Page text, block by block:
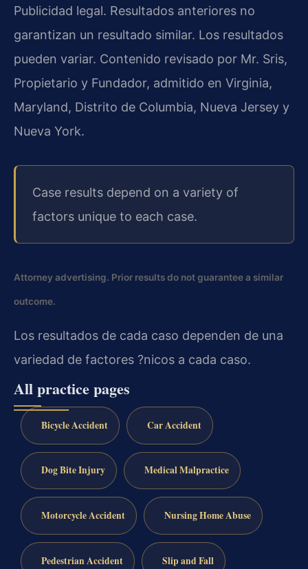
Publicidad legal. Resultados anteriores no
garantizan un resultado similar. Los resultados
pueden variar. Contenido revisado por Mr. Sris,
Propietario y Fundador, admitido en Virginia,
Maryland, Distrito de Columbia, Nueva Jersey y
Nueva York.
Case results depend on a variety of
factors unique to each case.
Attorney advertising. Prior results do not guarantee a similar
outcome.
Los resultados de cada caso dependen de una
variedad de factores ?nicos a cada caso.
All practice pages
Bicycle Accident Car Accident
Dog Bite Injury Medical Malpractice
Motorcycle Accident Nursing Home Abuse
Pedestrian Accident Slip and Fall